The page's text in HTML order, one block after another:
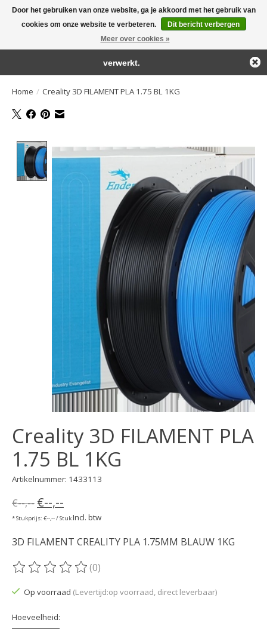
Large selection of products and fast shipping!
Home / Creality 3D FILAMENT PLA 1.75 BL 1KG
Product image slideshow Items
Creality 3D FILAMENT PLA
1.75 BL 1KG
Artikelnummer: 1433113
€--,-- €--,--
* Stukprijs: €--,-- / StukIncl. btw
3D FILAMENT CREALITY PLA 1.75MM BLAUW 1KG
De beoordeling van dit product is
(0)
Op voorraad (Levertijd:op voorraad, direct leverbaar)
Hoeveelheid:
Door het gebruiken van onze website, ga je akkoord met het gebruik van
cookies om onze website te verbeteren.
Dit bericht verbergen
Meer over cookies »
← Keer terug naar de backofficeDeze winkel is in aanbouw.
Eventueel geplaatste orders zullen niet worden gehonoreerd of
verwerkt.